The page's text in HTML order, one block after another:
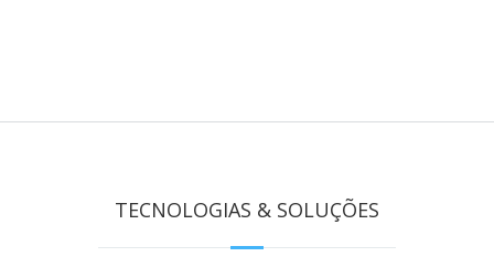
TECNOLOGIAS & SOLUÇÕES